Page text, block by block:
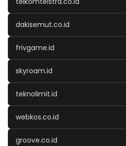
dakisemut.co.id
frivgame.id
skyroam.id
teknolimit.id
webkos.co.id
groove.co.id